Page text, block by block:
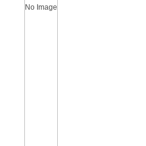
No Image